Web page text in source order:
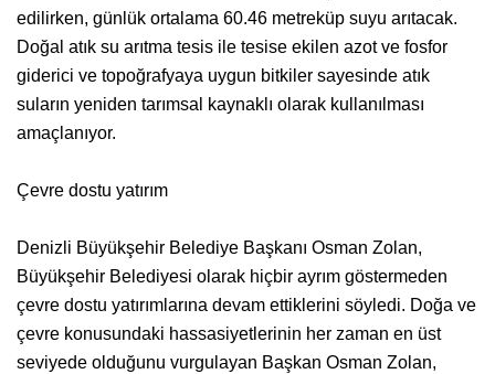
edilirken, günlük ortalama 60.46 metreküp suyu arıtacak.
Doğal atık su arıtma tesis ile tesise ekilen azot ve fosfor
giderici ve topoğrafyaya uygun bitkiler sayesinde atık
suların yeniden tarımsal kaynaklı olarak kullanılması
amaçlanıyor.
Çevre dostu yatırım
Denizli Büyükşehir Belediye Başkanı Osman Zolan,
Büyükşehir Belediyesi olarak hiçbir ayrım göstermeden
çevre dostu yatırımlarına devam ettiklerini söyledi. Doğa ve
çevre konusundaki hassasiyetlerinin her zaman en üst
seviyede olduğunu vurgulayan Başkan Osman Zolan,